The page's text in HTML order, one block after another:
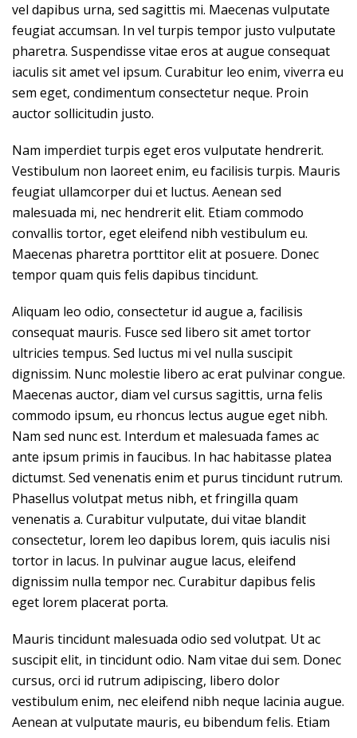
vel dapibus urna, sed sagittis mi. Maecenas vulputate
feugiat accumsan. In vel turpis tempor justo vulputate
pharetra. Suspendisse vitae eros at augue consequat
iaculis sit amet vel ipsum. Curabitur leo enim, viverra eu
sem eget, condimentum consectetur neque. Proin
auctor sollicitudin justo.
Nam imperdiet turpis eget eros vulputate hendrerit.
Vestibulum non laoreet enim, eu facilisis turpis. Mauris
feugiat ullamcorper dui et luctus. Aenean sed
malesuada mi, nec hendrerit elit. Etiam commodo
convallis tortor, eget eleifend nibh vestibulum eu.
Maecenas pharetra porttitor elit at posuere. Donec
tempor quam quis felis dapibus tincidunt.
Aliquam leo odio, consectetur id augue a, facilisis
consequat mauris. Fusce sed libero sit amet tortor
ultricies tempus. Sed luctus mi vel nulla suscipit
dignissim. Nunc molestie libero ac erat pulvinar congue.
Maecenas auctor, diam vel cursus sagittis, urna felis
commodo ipsum, eu rhoncus lectus augue eget nibh.
Nam sed nunc est. Interdum et malesuada fames ac
ante ipsum primis in faucibus. In hac habitasse platea
dictumst. Sed venenatis enim et purus tincidunt rutrum.
Phasellus volutpat metus nibh, et fringilla quam
venenatis a. Curabitur vulputate, dui vitae blandit
consectetur, lorem leo dapibus lorem, quis iaculis nisi
tortor in lacus. In pulvinar augue lacus, eleifend
dignissim nulla tempor nec. Curabitur dapibus felis
eget lorem placerat porta.
Mauris tincidunt malesuada odio sed volutpat. Ut ac
suscipit elit, in tincidunt odio. Nam vitae dui sem. Donec
cursus, orci id rutrum adipiscing, libero dolor
vestibulum enim, nec eleifend nibh neque lacinia augue.
Aenean at vulputate mauris, eu bibendum felis. Etiam